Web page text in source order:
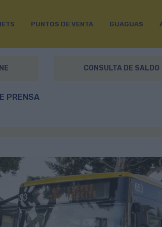
PUNTOS DE VENTA GUAGUAS
CONSULTA DE SALDO
PRENSA